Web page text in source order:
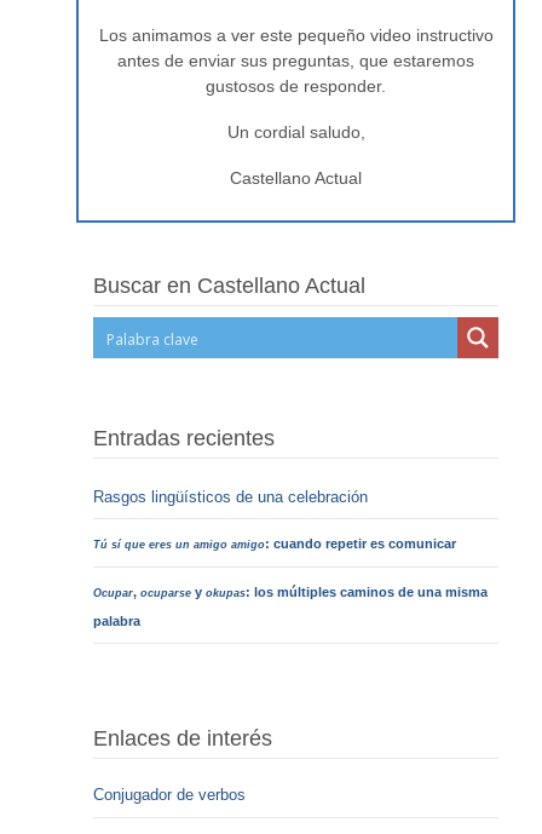
Los animamos a ver este pequeño video instructivo
antes de enviar sus preguntas, que estaremos
gustosos de responder.
Un cordial saludo,
Castellano Actual
Buscar en Castellano Actual
Entradas recientes
Rasgos lingüísticos de una celebración
Tú sí que eres un amigo amigo: cuando repetir es comunicar
Ocupar,ocuparse yokupas: los múltiples caminos de una misma
palabra
Enlaces de interés
Conjugador de verbos